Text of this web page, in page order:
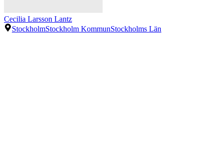
Cecilia Larsson Lantz
StockholmStockholm KommunStockholms Län